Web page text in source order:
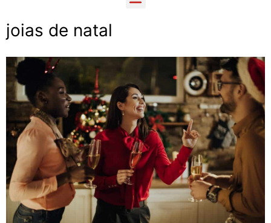
joias de natal